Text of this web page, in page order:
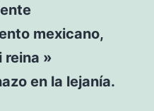
mexicano,
reina »
en la lejanía.